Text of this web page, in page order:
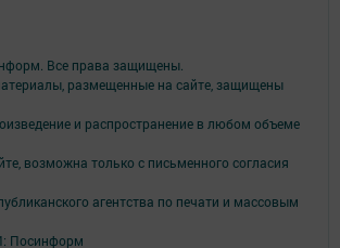
Все права защищены.
размещенные на сайте, защищены
и распространение в любом объеме
возможна только с письменного согласия
агентства по печати и массовым
Посинформ